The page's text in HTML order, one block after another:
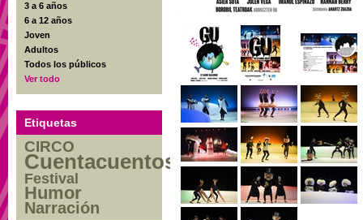
3 a 6 años
6 a 12 años
Joven
Adultos
Todos los públicos
Ver todo
Etiquetas
CIRCO
Cuentacuentos
Festival
Humor
Narración